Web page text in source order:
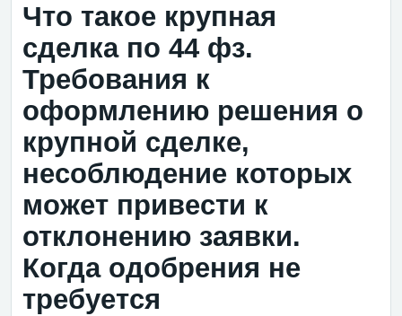
Что такое крупная
сделка по 44 фз.
Требования к
оформлению решения о
крупной сделке,
несоблюдение которых
может привести к
отклонению заявки.
Когда одобрения не
требуется